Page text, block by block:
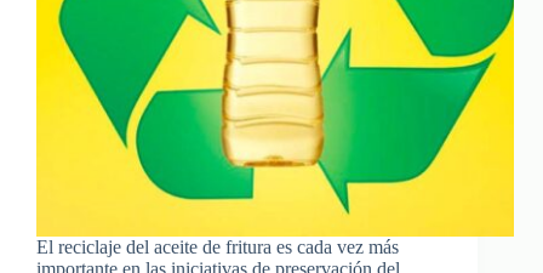
El reciclaje del aceite de fritura es cada vez más